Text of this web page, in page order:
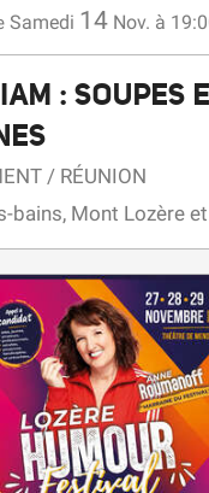
Samedi 14 Nov. à
: SOUPES
/ RÉUNION
bains, Mont Lozère